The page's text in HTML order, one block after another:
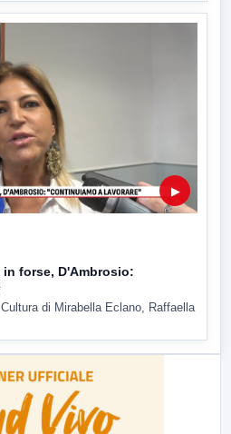
▶
forse, D'Ambrosio:
di Mirabella Eclano, Raffaella